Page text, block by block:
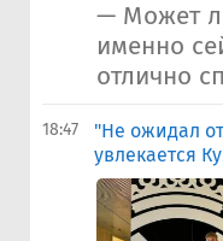
— Может
именно
отлично
18:47
"Не ожидал
увлекается